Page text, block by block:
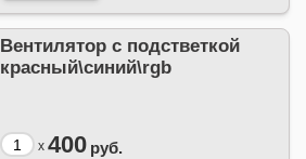
Вентилятор с подстветкой
красный\синий\rgb
x 400 руб.